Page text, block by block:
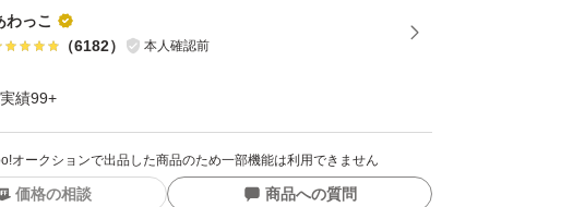
コットン 90% ポリエステル 10%)
ランドの為、米国基準検品の品質となります。ギルダ
品ずみの新品未使用品ですが、薄汚れ、縫製不良、ゆ
製が順次"ノーステッチ"に仕様変更となります。ご
でご購入ください。
わっこ
（6182） 本人確認前
績99+
オークションで出品した商品のため一部機能は利用できません
価格の相談 商品への質問